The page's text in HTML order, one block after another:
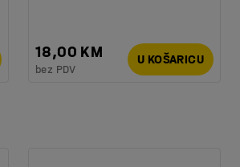
18,00 KM
bez PDV
U KOŠARICU